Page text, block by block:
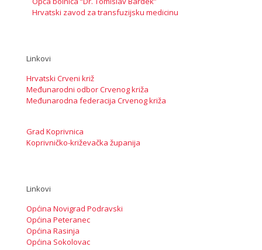
Hrvatski zavod za transfuzijsku medicinu
Linkovi
Hrvatski Crveni križ
Međunarodni odbor Crvenog križa
Međunarodna federacija Crvenog križa
Grad Koprivnica
Koprivničko-križevačka županija
Linkovi
Općina Novigrad Podravski
Općina Peteranec
Općina Rasinja
Općina Sokolovac